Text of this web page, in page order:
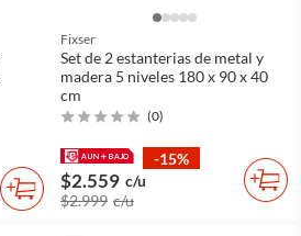
Fixser
Set de 2 estanterias de metal y
madera 5 niveles 180 x 90 x 40
cm
(0)
-15%
$2.559 c/u
$2.999 c/u